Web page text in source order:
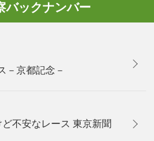
バックナンバー
－京都記念－
不安なレース 東京新聞